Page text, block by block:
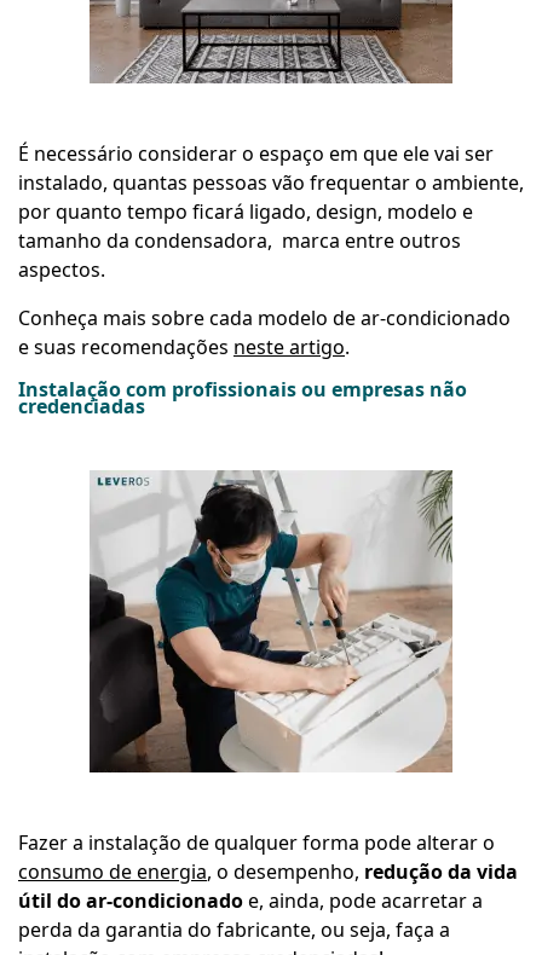
É necessário considerar o espaço em que ele vai ser
instalado, quantas pessoas vão frequentar o ambiente,
por quanto tempo ficará ligado, design, modelo e
tamanho da condensadora, marca entre outros
aspectos.
Conheça mais sobre cada modelo de ar-condicionado
e suas recomendações neste artigo.
Instalação com profissionais ou empresas não
credenciadas
Fazer a instalação de qualquer forma pode alterar o
consumo de energia, o desempenho, redução da vida
útil do ar-condicionadoe, ainda, pode acarretar a
perda da garantia do fabricante, ou seja, faça a